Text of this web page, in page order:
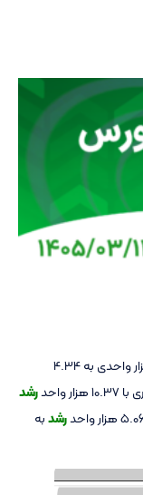
44.42 هزار واحدی به 4.34
واحد
رشد
رشدبه